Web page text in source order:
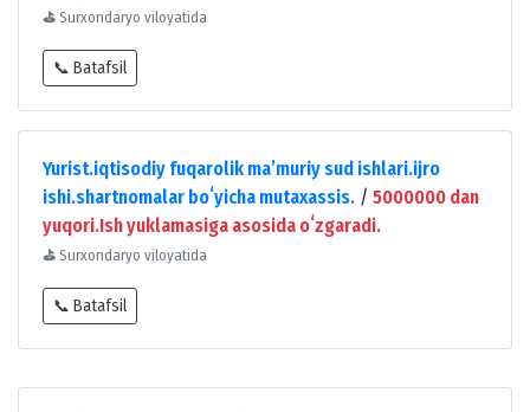
⛳ Surxondaryo viloyatida
📞 Batafsil
Yurist.iqtisodiy fuqarolik maʼmuriy sud ishlari.ijro
ishi.shartnomalar boʻyicha mutaxassis. / 5000000 dan
yuqori.Ish yuklamasiga asosida oʻzgaradi.
⛳ Surxondaryo viloyatida
📞 Batafsil